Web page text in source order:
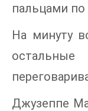
пальцами по
На минуту
Джузеппе